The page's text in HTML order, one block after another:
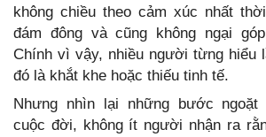
không chiều theo cảm xúc nhất
đám đông và cũng không ngại
Chính vì vậy, nhiều người từng hiểu
đó là khắt khe hoặc thiếu tinh tế.
Nhưng nhìn lại những bước ngoặt
cuộc đời, không ít người nhận ra